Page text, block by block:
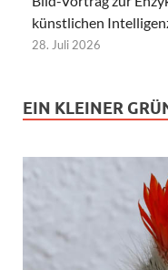
künstlichen
28. Juli 2026
EIN KLEINER